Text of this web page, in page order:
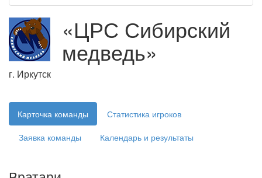
«ЦРС Сибирский
медведь»
г. Иркутск
Карточка команды
Статистика игроков
Заявка команды
Календарь и результаты